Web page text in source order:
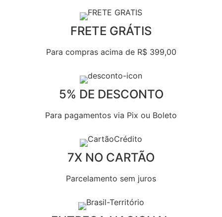
FRETE GRÁTIS
Para compras acima de R$ 399,00
5% DE DESCONTO
Para pagamentos via Pix ou Boleto
7X NO CARTÃO
Parcelamento sem juros